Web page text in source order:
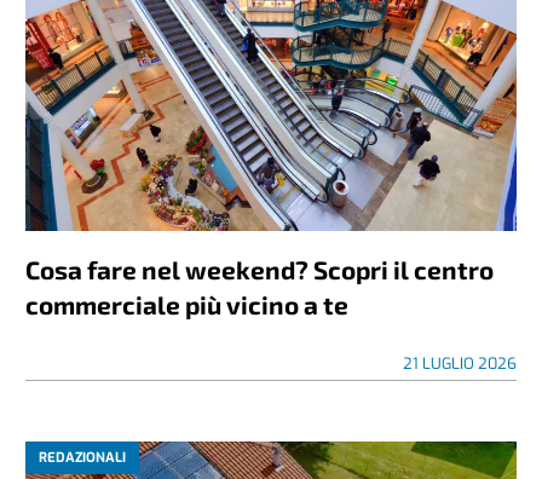
Cosa fare nel weekend? Scopri il centro
commerciale più vicino a te
21 LUGLIO 2026
REDAZIONALI